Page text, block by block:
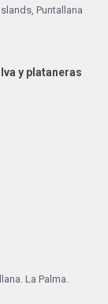
, Puntallana
y plataneras
La Palma.